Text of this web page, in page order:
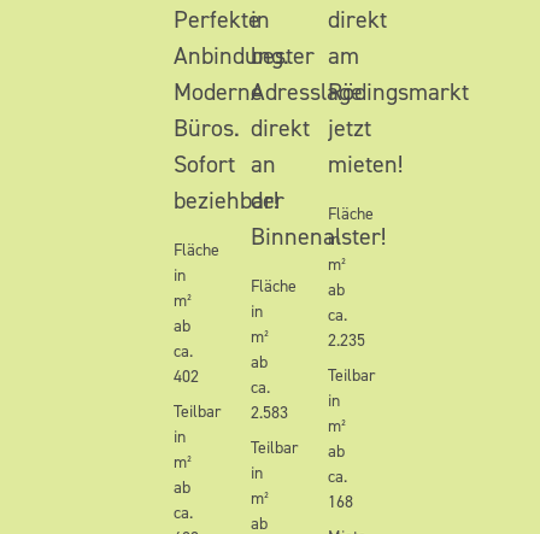
Perfekte
Anbindung.
Moderne
Büros.
Sofort
beziehbar!
Fläche
in
m²
ab
ca.
402
Teilbar
in
m²
ab
ca.
in
bester
Adresslage
direkt
an
der
Binnenalster!
Fläche
in
m²
ab
ca.
2.583
Teilbar
in
m²
ab
direkt
am
Rödingsmarkt
jetzt
mieten!
Fläche
in
m²
ab
ca.
2.235
Teilbar
in
m²
ab
ca.
168